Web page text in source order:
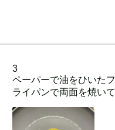
3
ペーパーで油をひいたフ
ライパンで両面を焼いて